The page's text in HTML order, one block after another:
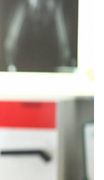
Ultrassom para Gato
Cachorro
Exames
para Animais
Animais Pequenos
Laserterapia para Cães e
Gatos e Cachorros
São Paulo
Limpeza de
Canino
em Cães
Limpeza de
Dentária Canina